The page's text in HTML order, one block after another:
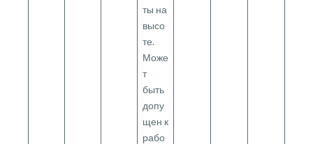
ты на
высо
те.
Може
т
быть
допу
щен к
рабо